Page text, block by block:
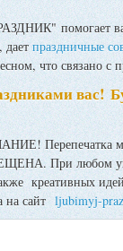
помогает
даетпраздничные
что связано с
вас!
Перепечатка
При любом
креативных
на сайт ljubimyj-